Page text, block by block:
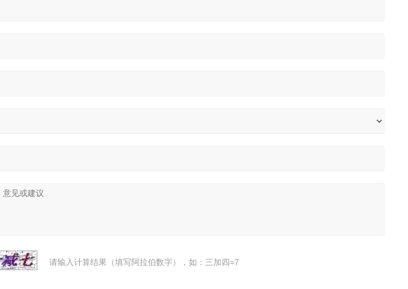
请输入计算结果（填写阿拉伯数字），如：三加四=7